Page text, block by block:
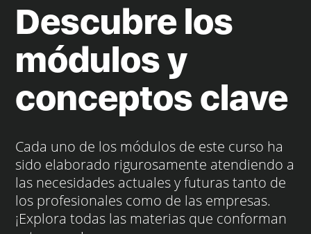
Descubre los
módulos y
conceptos clave
Cada uno de los módulos de este curso ha
sido elaborado rigurosamente atendiendo a
las necesidades actuales y futuras tanto de
los profesionales como de las empresas.
¡Explora todas las materias que conforman